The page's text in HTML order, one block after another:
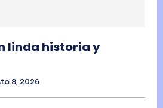
linda historia y
8, 2026